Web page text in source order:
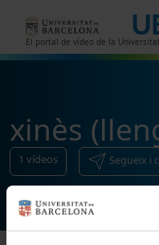
El portal de vídeo de la
xinès
1 vídeos Segueix i